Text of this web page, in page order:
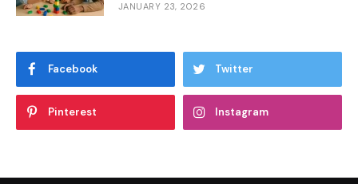
JANUARY 23, 2026
Facebook Twitter
Pinterest Instagram